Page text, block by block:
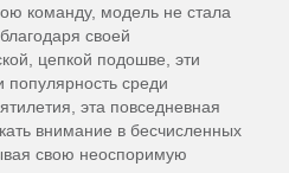
команду, модель не стала
своей
цепкой подошве, эти
популярность среди
эта повседневная
внимание в бесчисленных
свою неоспоримую